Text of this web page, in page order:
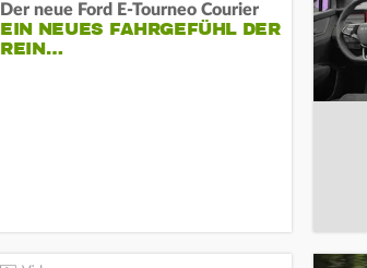
Der neue Ford E-Tourneo Courier
EIN NEUES FAHRGEFÜHL DER
REIN…